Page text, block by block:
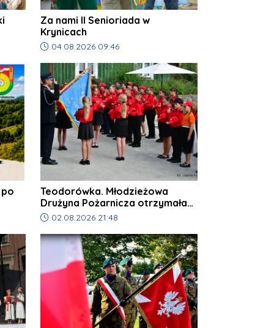
Za nami II Senioriada w
Krynicach
Data dodania artykułu:
04.08.2026 09:46
Teodorówka. Młodzieżowa
Drużyna Pożarnicza otrzymała
swój proporzec
Data dodania artykułu:
02.08.2026 21:48